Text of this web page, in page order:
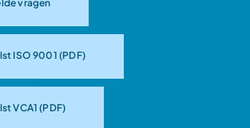
vragen
ISO 9001 (PDF)
VCA1 (PDF)